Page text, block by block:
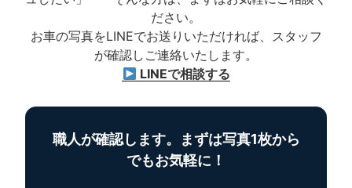
ださい。
お車の写真をLINEでお送りいただければ、スタッフ
が確認しご連絡いたします。
LINEで相談する
職人が確認します。まずは写真1枚から
でもお気軽に！